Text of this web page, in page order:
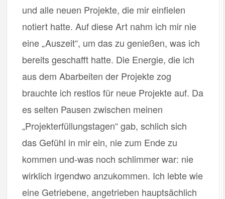
und alle neuen Projekte, die mir einfielen
notiert hatte. Auf diese Art nahm ich mir nie
eine „Auszeit“, um das zu genießen, was ich
bereits geschafft hatte. Die Energie, die ich
aus dem Abarbeiten der Projekte zog
brauchte ich restlos für neue Projekte auf. Da
es selten Pausen zwischen meinen
„Projekterfüllungstagen“ gab, schlich sich
das Gefühl in mir ein, nie zum Ende zu
kommen und-was noch schlimmer war: nie
wirklich irgendwo anzukommen. Ich lebte wie
eine Getriebene, angetrieben hauptsächlich